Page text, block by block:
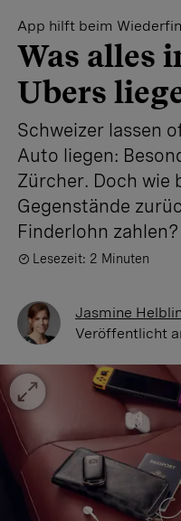
App hilft beim
Was alles
Ubers
Schweizer lassen
Auto liegen:
Zürcher. Doch wie
Gegenstände
Finderlohn zahlen?
Lesezeit: 2 Minuten
Jasmine
Veröffentlicht